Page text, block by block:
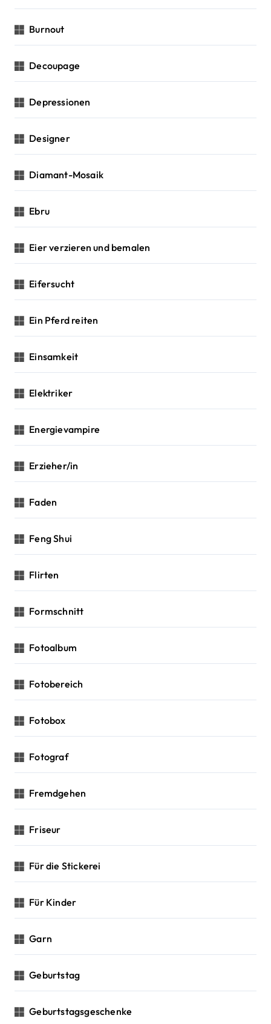
Burnout
Decoupage
Depressionen
Designer
Diamant-Mosaik
Ebru
Eier verzieren und bemalen
Eifersucht
Ein Pferd reiten
Einsamkeit
Elektriker
Energievampire
Erzieher/in
Faden
Feng Shui
Flirten
Formschnitt
Fotoalbum
Fotobereich
Fotobox
Fotograf
Fremdgehen
Friseur
Für die Stickerei
Für Kinder
Garn
Geburtstag
Geburtstagsgeschenke